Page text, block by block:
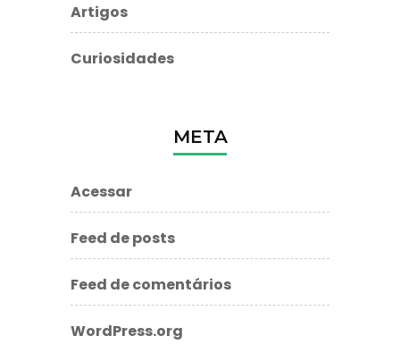
Artigos
Curiosidades
META
Acessar
Feed de posts
Feed de comentários
WordPress.org